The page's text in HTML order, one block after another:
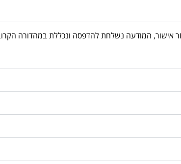
החיוב. לאחר אישור, המודעה נשלחת להדפסה ונכללת במהדורה